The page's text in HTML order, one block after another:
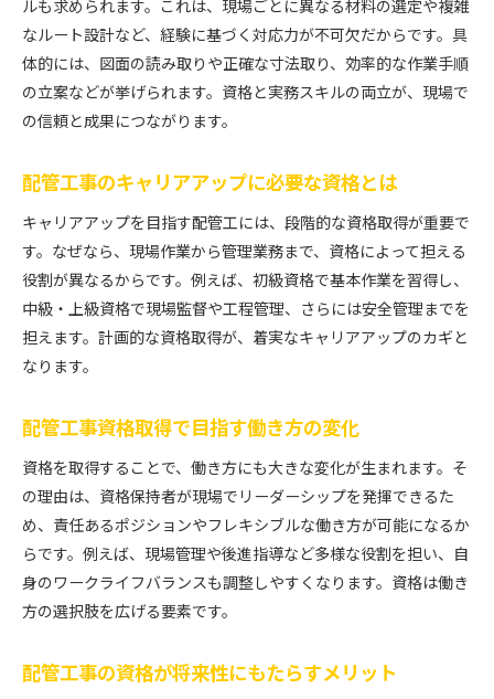
ルも求められます。これは、現場ごとに異なる材料の選定や複雑
なルート設計など、経験に基づく対応力が不可欠だからです。具
体的には、図面の読み取りや正確な寸法取り、効率的な作業手順
の立案などが挙げられます。資格と実務スキルの両立が、現場で
の信頼と成果につながります。
配管工事のキャリアアップに必要な資格とは
キャリアアップを目指す配管工には、段階的な資格取得が重要で
す。なぜなら、現場作業から管理業務まで、資格によって担える
役割が異なるからです。例えば、初級資格で基本作業を習得し、
中級・上級資格で現場監督や工程管理、さらには安全管理までを
担えます。計画的な資格取得が、着実なキャリアアップのカギと
なります。
配管工事資格取得で目指す働き方の変化
資格を取得することで、働き方にも大きな変化が生まれます。そ
の理由は、資格保持者が現場でリーダーシップを発揮できるた
め、責任あるポジションやフレキシブルな働き方が可能になるか
らです。例えば、現場管理や後進指導など多様な役割を担い、自
身のワークライフバランスも調整しやすくなります。資格は働き
方の選択肢を広げる要素です。
配管工事の資格が将来性にもたらすメリット